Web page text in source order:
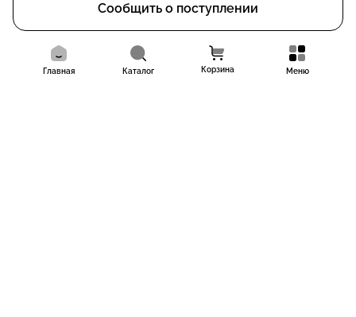
Сообщить о поступлении
Главная Каталог Корзина Меню